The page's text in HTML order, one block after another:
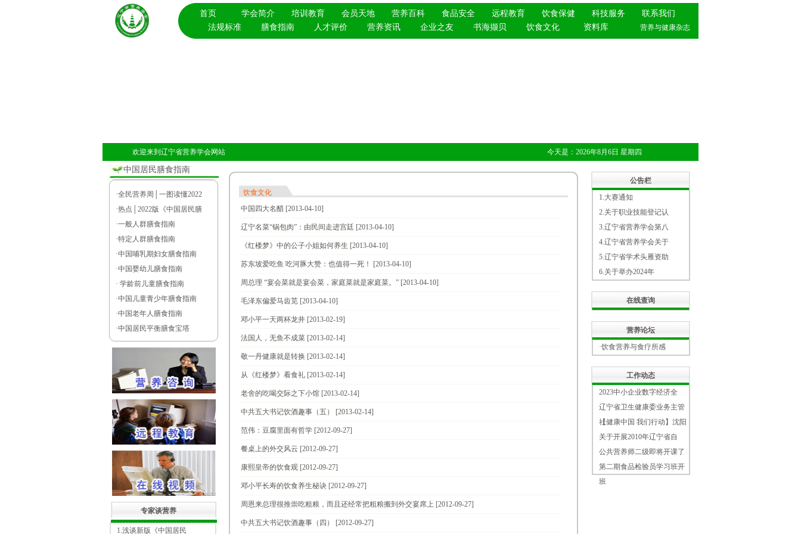
首页 学会简介 培训教育 会员天地 营养百科 食品安全 远程教育 饮食保健 科技服务
联系我们
法规标准
膳食指南 人才评价 营养资讯 企业之友 书海撷贝 饮食文化 资料库 营养与健康杂志
欢迎来到辽宁省营养学会网站 今天是： 2026年8月6日 星期四
中国居民膳食指南
·全民营养周│一图读懂2022
·热点│2022版《中国居民膳
·一般人群膳食指南
·特定人群膳食指南
·中国哺乳期妇女膳食指南
·中国婴幼儿膳食指南
· 学龄前儿童膳食指南
·中国儿童青少年膳食指南
·中国老年人膳食指南
·中国居民平衡膳食宝塔
专家谈营养
1.浅谈新版《中国居民
饮食文化
中国四大名醋 [2013-04-10]
辽宁名菜“锅包肉”：由民间走进宫廷 [2013-04-10]
《红楼梦》中的公子小姐如何养生 [2013-04-10]
苏东坡爱吃鱼 吃河豚大赞：也值得一死！ [2013-04-10]
周总理 “宴会菜就是宴会菜，家庭菜就是家庭菜。” [2013-04-10]
毛泽东偏爱马齿苋 [2013-04-10]
邓小平一天两杯龙井 [2013-02-19]
法国人，无鱼不成菜 [2013-02-14]
敬一丹健康就是转换 [2013-02-14]
从《红楼梦》看食礼 [2013-02-14]
老舍的吃喝交际之下小馆 [2013-02-14]
中共五大书记饮酒趣事（五） [2013-02-14]
范伟：豆腐里面有哲学 [2012-09-27]
餐桌上的外交风云 [2012-09-27]
康熙皇帝的饮食观 [2012-09-27]
邓小平长寿的饮食养生秘诀 [2012-09-27]
周恩来总理很推崇吃粗粮，而且还经常把粗粮搬到外交宴席上 [2012-09-27]
中共五大书记饮酒趣事（四） [2012-09-27]
公告栏
1.大赛通知
2.关于职业技能登记认
3.辽宁省营养学会第八
4.辽宁省营养学会关于
5.辽宁省学术头雁资助
6.关于举办2024年
在线查询
营养论坛
·饮食营养与食疗所感
工作动态
2023中小企业数字经济全
辽宁省卫生健康委业务主管
社
【健康中国 我们行动】沈阳
关于开展2010年辽宁省自
公共营养师二级即将开课了
第二期食品检验员学习班开
班